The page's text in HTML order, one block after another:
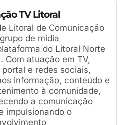
TV Litoral
Litoral de Comunicação
de mídia
do Litoral Norte
Com atuação em TV,
portal e redes sociais,
informação, conteúdo e
à comunidade,
a comunicação
impulsionando o